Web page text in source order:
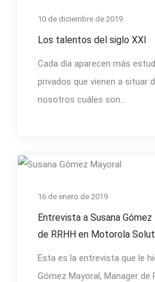
10 de diciembre de 2019
Los talentos del siglo XXI
Cada día aparecen más
privados que vienen a situar
nosotros cuáles son...
16 de enero de 2019
Entrevista a Susana
de RRHH en Motorola
Esta es la entrevista que le
Gómez Mayoral, Manager de